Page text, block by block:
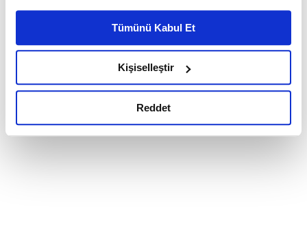
Ayarlar butonuna tıklayabilir,Çerez Bilgilendirme
Metnimizi ziyaret edebilirsiniz.
6698 sayılı Kişisel Verilerin Korunması Kanunu uyarınca
okumak ve sitemizi ziyaretiniz kapsamında
gerçekleştirilen veri işleme faaliyetleri ile ilgili daha
detaylı bilgi almak için lütfentıklayınız.
Tümünü Kabul Et
Kişiselleştir
Reddet